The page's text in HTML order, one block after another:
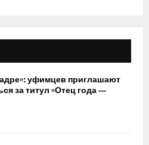
уфимцев приглашают
за титул «Отец года —